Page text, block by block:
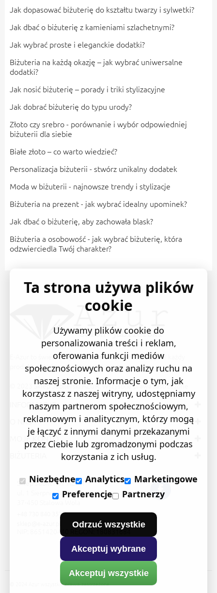
Jak dopasować biżuterię do kształtu twarzy i sylwetki?
Jak dbać o biżuterię z kamieniami szlachetnymi?
Jak wybrać proste i eleganckie dodatki?
Biżuteria na każdą okazję – jak wybrać uniwersalne
dodatki?
Jak nosić biżuterię – porady i triki stylizacyjne
Jak dobrać biżuterię do typu urody?
Złoto czy srebro - porównanie i wybór odpowiedniej
biżuterii dla siebie
Białe złoto – co warto wiedzieć?
Personalizacja biżuterii - stwórz unikalny dodatek
Moda w biżuterii - najnowsze trendy i stylizacje
Biżuteria na prezent - jak wybrać idealny upominek?
Jak dbać o biżuterię, aby zachowała blask?
Biżuteria a osobowość - jak wybrać biżuterię, która
odzwierciedla Twój charakter?
E-Azur to świetne i sprawdzone miejsce na zakupy. W każdy
produkt wkładamy swoją pasję i serce.
© 2023 Sklep Jubilerski AZUR. Wszystkie prawa zastrzeżone
INFORMACJE
O NAS
MOJE KONTO
Sklep Jubilerski "AZUR"
ul. 1 Sierpnia 24/105
37-450 Stalowa Wola
+48 730 840 357
NIP: 8651420440 REGON: 180831684
© 2024 Azur wszystkie prawa zastrzeżone
Ta strona używa plików
cookie
Używamy plików cookie do
personalizowania treści i reklam,
oferowania funkcji mediów
społecznościowych oraz analizy ruchu na
naszej stronie. Informacje o tym, jak
korzystasz z naszej witryny, udostępniamy
naszym partnerom społecznościowym,
reklamowym i analitycznym, którzy mogą
je łączyć z innymi danymi przekazanymi
przez Ciebie lub zgromadzonymi podczas
korzystania z ich usług.
Niezbędne
Analytics
Marketingowe
Preferencje
Partnerzy
Odrzuć wszystkie
Akceptuj wybrane
Akceptuj wszystkie